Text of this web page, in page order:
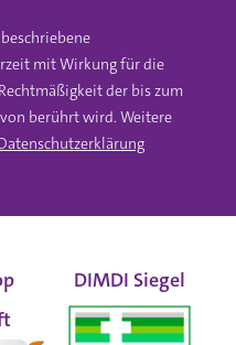
mit Wirkung für die
der bis zum
berührt wird. Weitere
DIMDI Siegel